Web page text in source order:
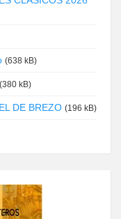
(638 kB)
(380 kB)
DE BREZO (196 kB)